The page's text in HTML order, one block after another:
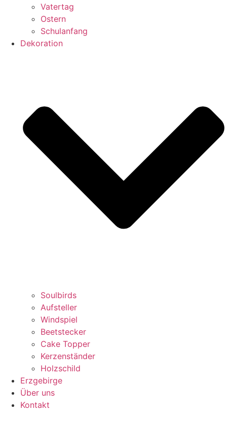
Vatertag
Ostern
Schulanfang
Dekoration
Soulbirds
Aufsteller
Windspiel
Beetstecker
Cake Topper
Kerzenständer
Holzschild
Erzgebirge
Über uns
Kontakt